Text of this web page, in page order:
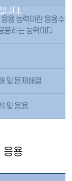
용 능력이란 응용수
용하는 능력이다
및 문제해결
및 응용
응용